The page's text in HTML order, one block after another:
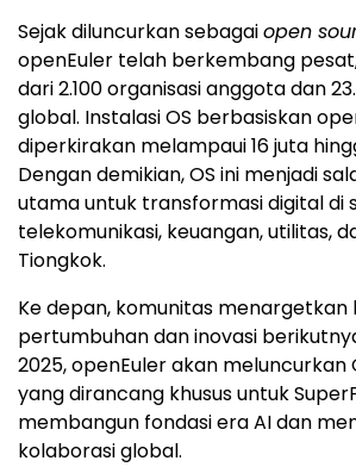
Sejak diluncurkan sebagaiopen
openEuler telah berkembang
dari 2.100 organisasi anggota dan
global. Instalasi OS berbasiskan
diperkirakan melampaui 16 juta
Dengan demikian, OS ini menjadi
utama untuk transformasi digital di
telekomunikasi, keuangan, utilitas,
Tiongkok.
Ke depan, komunitas menargetkan
pertumbuhan dan inovasi
2025, openEuler akan meluncurkan
yang dirancang khusus untuk
membangun fondasi era AI dan
kolaborasi global.